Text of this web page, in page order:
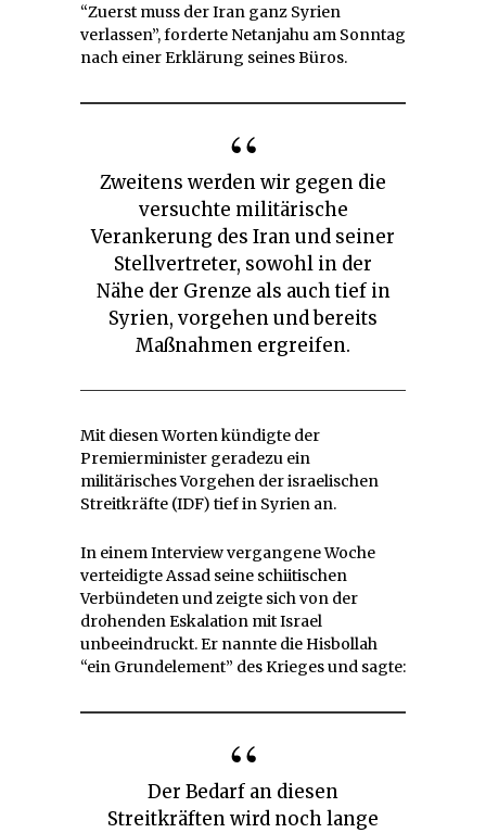
“Zuerst muss der Iran ganz Syrien
verlassen”, forderte Netanjahu am Sonntag
nach einer Erklärung seines Büros.
Zweitens werden wir gegen die
versuchte militärische
Verankerung des Iran und seiner
Stellvertreter, sowohl in der
Nähe der Grenze als auch tief in
Syrien, vorgehen und bereits
Maßnahmen ergreifen.
Mit diesen Worten kündigte der
Premierminister geradezu ein
militärisches Vorgehen der israelischen
Streitkräfte (IDF) tief in Syrien an.
In einem Interview vergangene Woche
verteidigte Assad seine schiitischen
Verbündeten und zeigte sich von der
drohenden Eskalation mit Israel
unbeeindruckt. Er nannte die Hisbollah
“ein Grundelement” des Krieges und sagte:
Der Bedarf an diesen
Streitkräften wird noch lange